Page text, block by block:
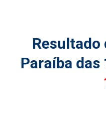
Resultado
Paraíba das